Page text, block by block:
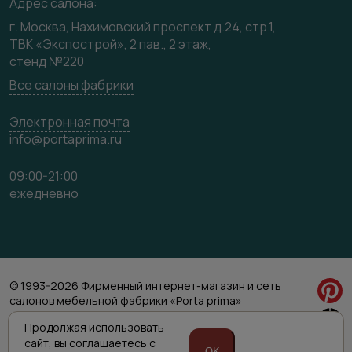
Карта сайта
г. Москва, Нахимовский проспект д.24, стр.1,
ТВК «Экспострой», 2 пав., 2 этаж,
стенд №220
Все салоны фабрики
Электронная почта
info@portaprima.ru
09:00-21:00
ежедневно
© 1993-2026 Фирменный интернет-магазин и сеть
салонов мебельной фабрики «Porta prima»
Политика обработки персональных данных
Согласие на обработку персональных данных
Продолжая использовать
сайт, вы соглашаетесь с